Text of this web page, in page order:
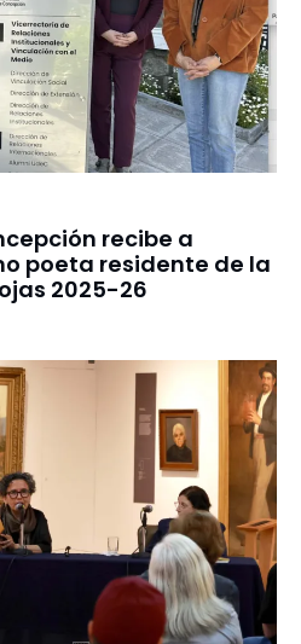
recibe a
poeta residente de la
2025-26